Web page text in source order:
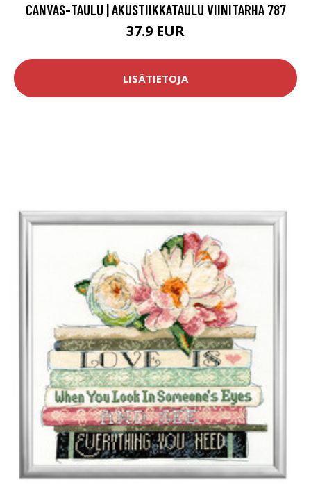
CANVAS-TAULU | AKUSTIIKKATAULU VIINITARHA 787
37.9 EUR
LISÄTIETOJA